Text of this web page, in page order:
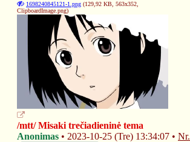
1698240845121-1.png (129,92 KB, 563x352,
ClipboardImage.png)
/mtt/ Misaki trečiadieninė tema
Anonimas
2023-10-25 (Tre) 13:34:07 Nr.